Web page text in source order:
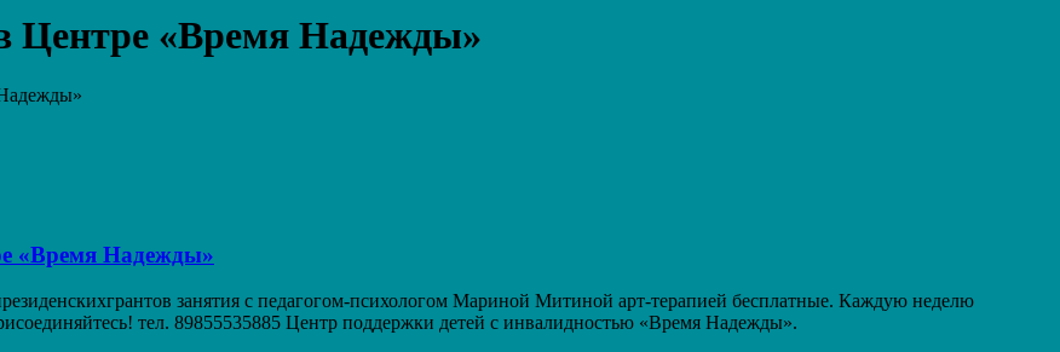
Центре «Время Надежды»
«Время Надежды»
занятия с педагогом-психологом Мариной Митиной арт-терапией бесплатные. Каждую неделю
тел. 89855535885 Центр поддержки детей с инвалидностью «Время Надежды».